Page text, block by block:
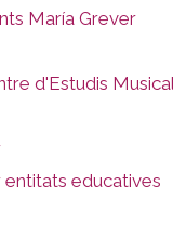
María Grever
d'Estudis
educatives